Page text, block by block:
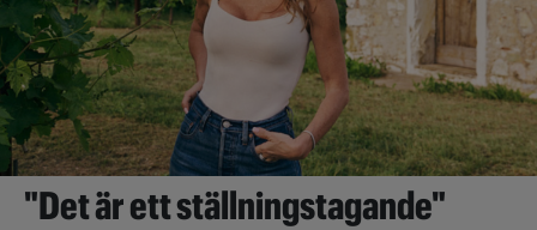
"Det är ett ställningstagande"